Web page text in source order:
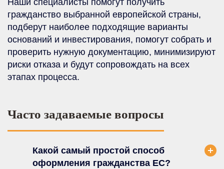
гражданство выбранной европейской страны,
подберут наиболее подходящие варианты
оснований и инвестирования, помогут собрать и
проверить нужную документацию, минимизируют
риски отказа и будут сопровождать на всех
этапах процесса.
Часто задаваемые вопросы
Какой самый простой способ
оформления гражданства ЕС?